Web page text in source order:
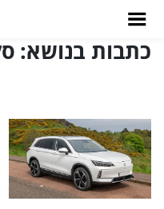
כתבות בנושא: